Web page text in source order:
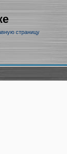
страницу